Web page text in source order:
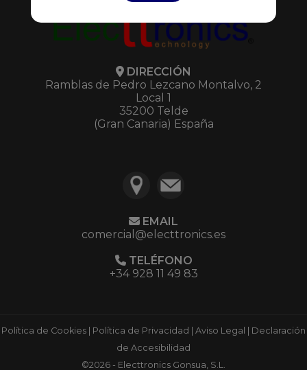
DIRECCIÓN
Ramblas de Pedro Lezcano Montalvo, 2
Local 1
35200 Telde
(Gran Canaria) España
EMAIL
comercial@electtronics.es
TELÉFONO
+34 928 11 49 83
Política de Cookies Política de Privacidad Aviso Legal
Declaración
de Accesibilidad
©2026 - Electtronics Gonsua, S.L.